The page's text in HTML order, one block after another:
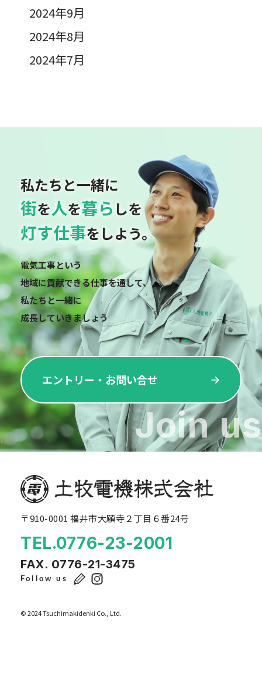
2024年9月
2024年8月
2024年7月
私たちと一緒に
街を人を暮ら しを
灯す仕事をしよう。
電気工事という
地域に貢献できる仕事を通して、
私たちと一緒に
成長していきましょう
エントリー・お問い合せ
Join us
〒910-0001 福井市大願寺２丁目６番24号
TEL.0776-23-2001
FAX. 0776-21-3475
Follow us
© 2024 Tsuchimakidenki Co., Ltd.